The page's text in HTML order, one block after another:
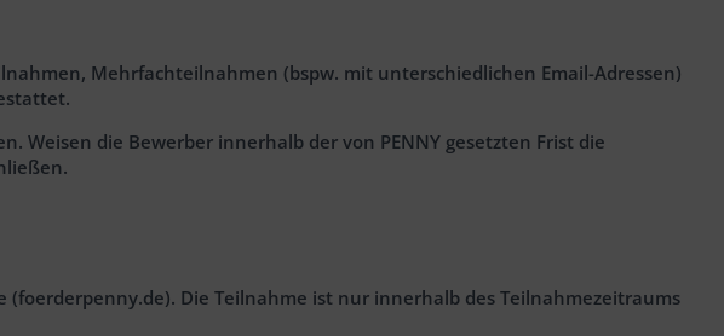
Mehrfachteilnahmen (bspw. mit unterschiedlichen Email-Adressen)
Weisen die Bewerber innerhalb der von PENNY gesetzten Frist die
Die Teilnahme ist nur innerhalb des Teilnahmezeitraums